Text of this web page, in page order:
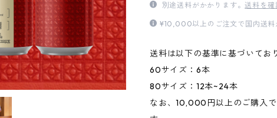
別途送料がかかります。送料を確
¥10,000以上のご注文で国内送料
送料は以下の基準に基づいてお
60サイズ：6本
80サイズ：12本~24本
なお、10,000円以上のご購入